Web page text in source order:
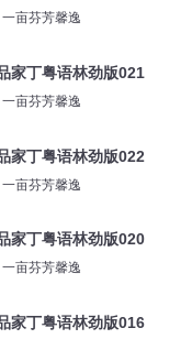
一亩芬芳馨逸
家丁粤语林劲版021
一亩芬芳馨逸
家丁粤语林劲版022
一亩芬芳馨逸
家丁粤语林劲版020
一亩芬芳馨逸
家丁粤语林劲版016